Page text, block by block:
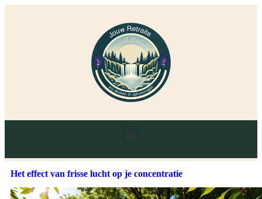
Het effect van frisse lucht op je concentratie